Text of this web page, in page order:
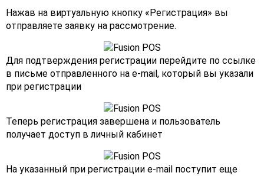
Нажав на виртуальную кнопку «Регистрация» вы
отправляете заявку на рассмотрение.
Для подтверждения регистрации перейдите по ссылке
в письме отправленного на e-mail, который вы указали
при регистрации
Теперь регистрация завершена и пользователь
получает доступ в личный кабинет
На указанный при регистрации e-mail поступит еще